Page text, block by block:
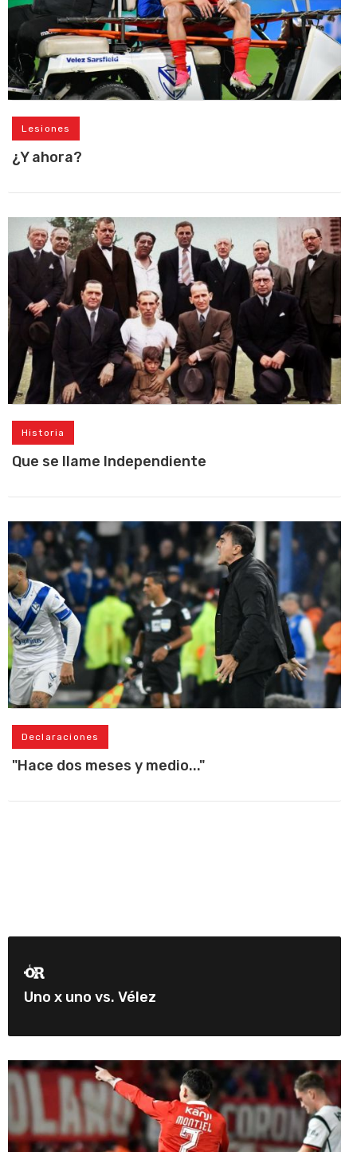
Lesiones
¿Y ahora?
Historia
Que se llame Independiente
Declaraciones
"Hace dos meses y medio..."
Uno x uno vs. Vélez